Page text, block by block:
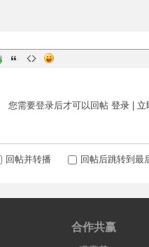
您需要登录后才可以回帖 登录| 立
回帖并转播 回帖后跳转到最
合作共赢